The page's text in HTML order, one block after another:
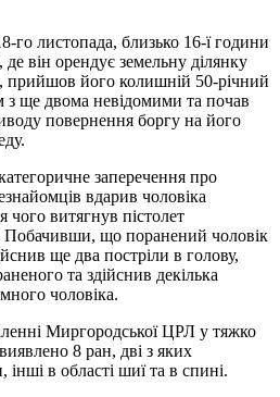
го листопада, близько 16-ї години
він орендує земельну ділянку
прийшов його колишній 50-річний
з ще двома невідомими та почав
повернення боргу на його
заперечення про
вдарив чоловіка
витягнув пістолет
Побачивши, що поранений чоловік
ще два постріли в голову,
та здійснив декілька
чоловіка.
Миргородської ЦРЛ у тяжко
8 ран, дві з яких
інші в області шиї та в спині.